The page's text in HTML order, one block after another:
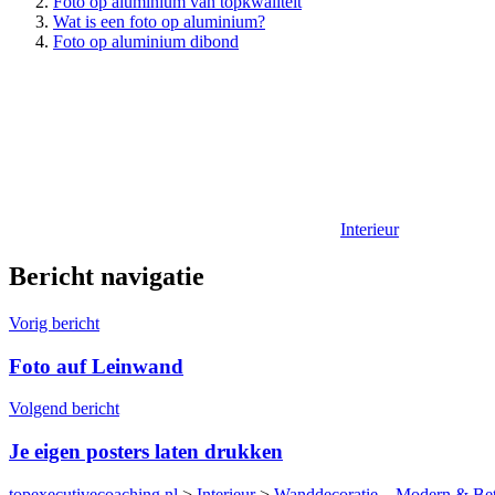
Wat is een foto op aluminium?
Foto op aluminium dibond
Interieur
Bericht navigatie
Vorig bericht
Foto auf Leinwand
Volgend bericht
Je eigen posters laten drukken